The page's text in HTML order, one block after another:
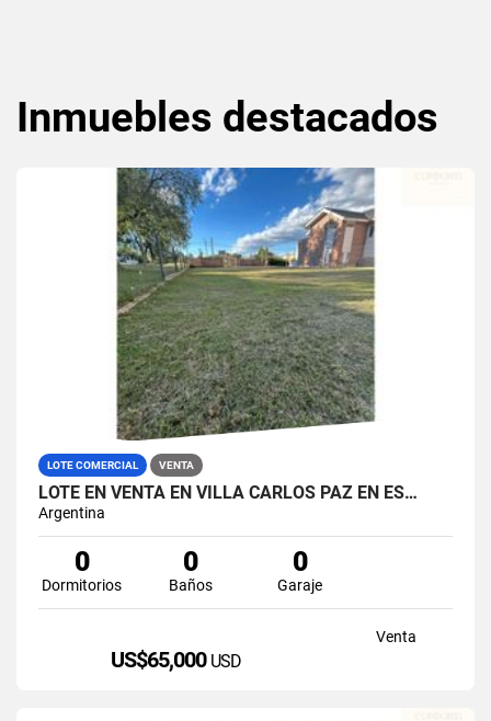
Inmuebles destacados
LOTE COMERCIAL VENTA
LOTE EN VENTA EN VILLA CARLOS PAZ EN ES…
Argentina
0
Dormitorios
0
Baños
0
Garaje
Venta
US$65,000 USD